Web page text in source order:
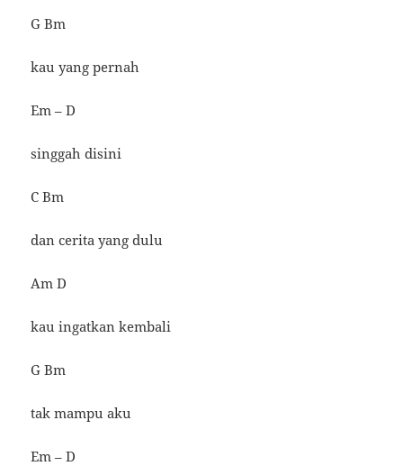
G Bm
kau yang pernah
Em – D
singgah disini
C Bm
dan cerita yang dulu
Am D
kau ingatkan kembali
G Bm
tak mampu aku
Em – D